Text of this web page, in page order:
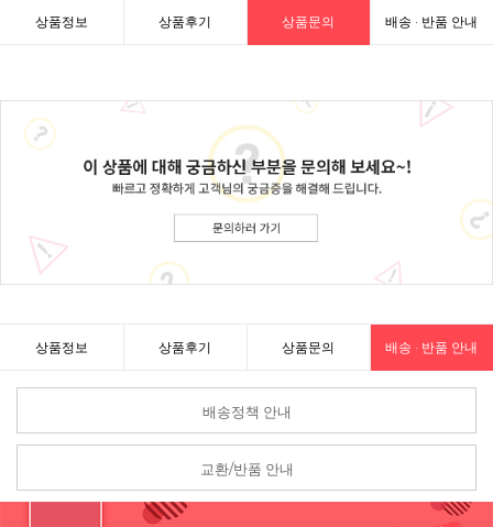
상품정보 상품후기 상품문의 배송 · 반품 안내
상품정보 상품후기 상품문의 배송 · 반품 안내
배송정책 안내
교환/반품 안내